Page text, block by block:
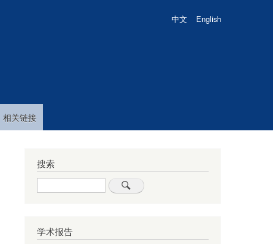
中文 English
相关链接
搜索
Search
学术报告